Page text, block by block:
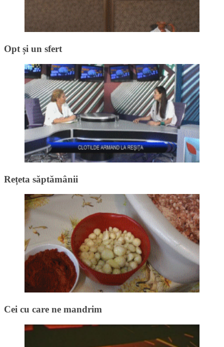
Opt și un sfert
Rețeta săptămânii
Cei cu care ne mandrim